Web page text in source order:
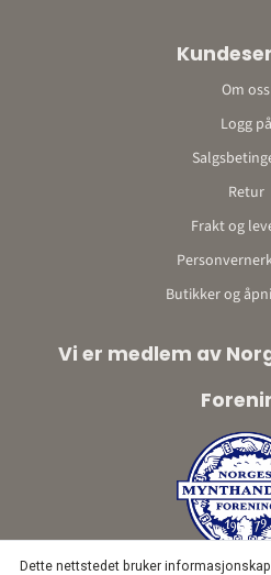
Kontonummer:
Om oss
Logg på
Retur
Frakt og
Butikker og
Vi er medlem av
Dette nettstedet bruker